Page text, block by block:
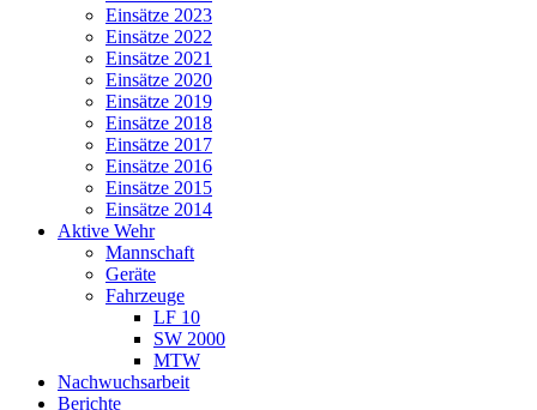
Einsätze 2023
Einsätze 2022
Einsätze 2021
Einsätze 2020
Einsätze 2019
Einsätze 2018
Einsätze 2017
Einsätze 2016
Einsätze 2015
Einsätze 2014
Aktive Wehr
Mannschaft
Geräte
Fahrzeuge
LF 10
SW 2000
MTW
Nachwuchsarbeit
Berichte